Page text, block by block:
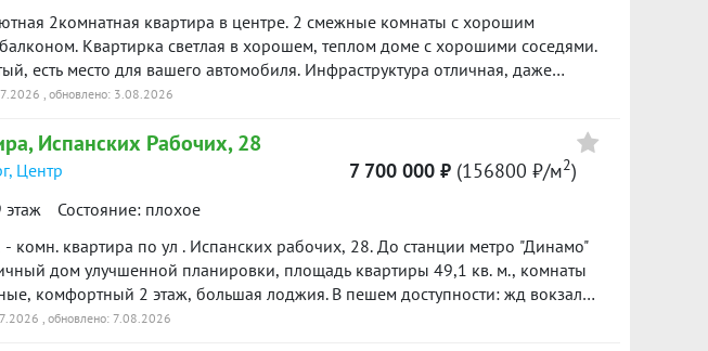
сертификат «Защита собственности» по данному объекту в подарок***
2комнатная квартира в центре. 2 смежные комнаты с хорошим
Квартирка светлая в хорошем, теплом доме с хорошими соседями.
есть место для вашего автомобиля. Инфраструктура отличная, даже
поликлиника рядом. ID объекта в нашей базе: 10605
, обновлено: 3.08.2026
, Испанских Рабочих, 28
, Центр
этаж Состояние: плохое
7 700 000 ₽ (156800 ₽/м2)
комн. квартира по ул . Испанских рабочих, 28. До станции метро "Динамо"
дом улучшенной планировки, площадь квартиры 49,1 кв. м., комнаты
комфортный 2 этаж, большая лоджия. В пешем доступности: жд вокзал,
общественный транспорт. Школа № 208, две гимназии, 4 детских сада.
, обновлено: 7.08.2026